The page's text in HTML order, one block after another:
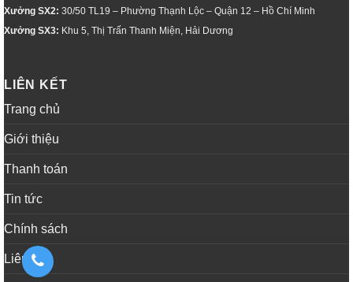
Xưởng SX2: 30/50 TL19 – Phường Thạnh Lộc – Quận 12 – Hồ Chí Minh
Xưởng SX3: Khu 5, Thị Trấn Thanh Miện, Hải Dương
LIÊN KẾT
Trang chủ
Giới thiệu
Thanh toán
Tin tức
Chính sách
Liên hệ